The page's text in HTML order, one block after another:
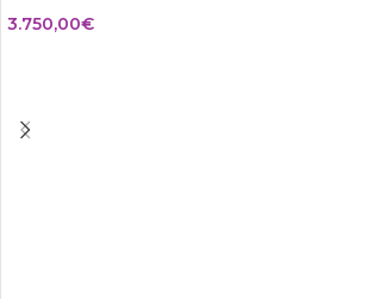
3.750,00€